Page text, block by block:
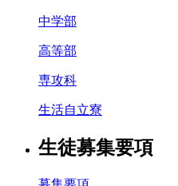
中学部
高等部
専攻科
生活自立寮
生徒募集要項